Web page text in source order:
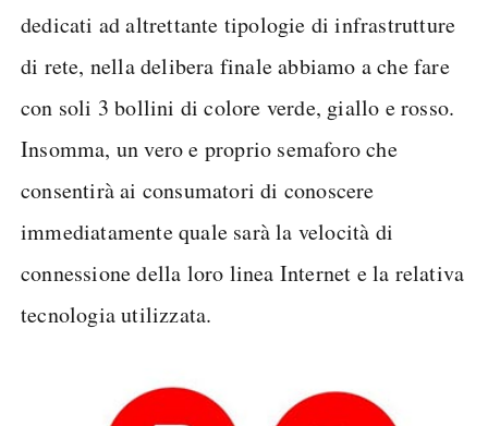
dedicati ad altrettante tipologie di infrastrutture
di rete, nella delibera finale abbiamo a che fare
con soli 3 bollini di colore verde, giallo e rosso.
Insomma, un vero e proprio semaforo che
consentirà ai consumatori di conoscere
immediatamente quale sarà la velocità di
connessione della loro linea Internet e la relativa
tecnologia utilizzata.